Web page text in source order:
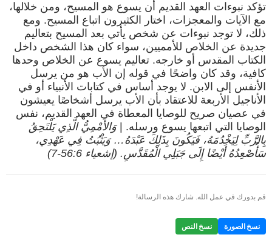
تؤكد نبوءات العهد القديم أن يسوع هو المسيح، ومن خلالها،
مع الآيات والمعجزات، اختار الكثيرون اتباع المسيح. ومع
ذلك، لا توجد نبوءات عن شخص يأتي بعد المسيح بتعاليم
جديدة عن الخلاص للأمميين، سواء كان هذا الشخص داخل
الكتاب المقدس أو خارجه. تعاليم يسوع عن الخلاص وحدها
كافية، وقد كان واضحًا في قوله إن الأب هو من يرسل
الأنفس إلى الابن. لا يوجد أساس في كتابات الأنبياء أو في
الأناجيل الأربعة للاعتقاد بأن الأب يرسل أشخاصًا يعيشون
في عصيان صريح للوصايا المعطاة في العهد القديم، نفس
الوصايا التي اتبعها يسوع ورسله. |وَالأَمْمِيُّ الَّذِي يَلْتَحِقُ
بِالرَّبِّ لِيَخْدُمَهُ، فَيَكُونَ بِذَلِكَ عَبْدَهُ… وَيَثْبُتُ فِي عَهْدِي،
سَأُصْعِدُهُ أَيْضًا إِلَى جَبَلِي الْمُقَدَّسِ. (إشعياء 56:6-7)
قم بدورك في عمل الله. شارك هذه الرسالة!
نسخ الصورة نسخ النص